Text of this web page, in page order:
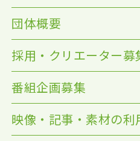
団体概要
採用・クリエーター募
番組企画募集
映像・記事・素材の利